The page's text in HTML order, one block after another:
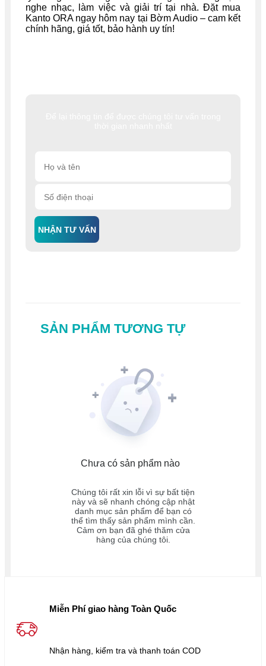
NHẬN TƯ VẤN
nghe nhạc, làm việc và giải trí tại nhà. Đặt mua
Kanto ORA ngay hôm nay tại Bờm Audio – cam kết
chính hãng, giá tốt, bảo hành uy tín!
SẢN PHẨM TƯƠNG TỰ
Chưa có sản phẩm nào
Chúng tôi rất xin lỗi vì sự bất tiện
này và sẽ nhanh chóng cập nhật
danh mục sản phẩm để bạn có
thể tìm thấy sản phẩm mình cần.
Cảm ơn bạn đã ghé thăm cửa
hàng của chúng tôi.
Miễn Phí giao hàng Toàn Quốc
Nhận hàng, kiểm tra và thanh toán COD